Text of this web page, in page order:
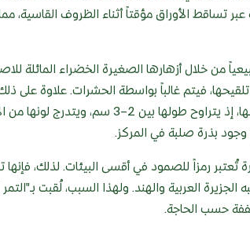
تساقط الأوراق مؤقتاً أثناء الظروف القاسية،
من خلال أزهارها الصغيرة الخضراء المائلة
فيتم غالباً بواسطة الحشرات. علاوة على
البيضاوية التي تشبه التمر تُعد من أهم أسباب زراعتها، إذ يتراوح
بذرة صلبة في المركز.
تُعتبر رمزاً للصمود في أقسى البيئات. لذلك،
العربية والهند. ولهذا السبب، لُقبت
حسب الحاجة.